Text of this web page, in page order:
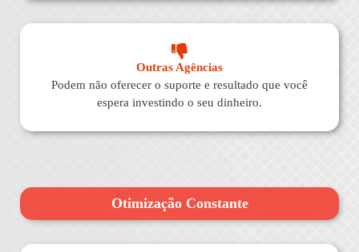
Outras Agências
Podem não oferecer o suporte e resultado que você
espera investindo o seu dinheiro.
Otimização Constante